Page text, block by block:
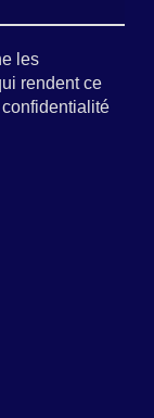
les
rendent ce